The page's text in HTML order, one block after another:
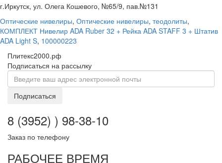
г.Иркутск, ул. Олега Кошевого, №65/9, пав.№131
Оптические нивелиры, Оптические нивелиры, теодолиты,
КОМПЛЕКТ Нивелир ADA Ruber 32 + Рейка ADA STAFF 3 + Штатив
ADA Light S, 100000223
Плитекс2000.рф
Подписаться на рассылку
Подписаться
8 (3952) ) 98-38-10
Заказ по телефону
РАБОЧЕЕ ВРЕМЯ